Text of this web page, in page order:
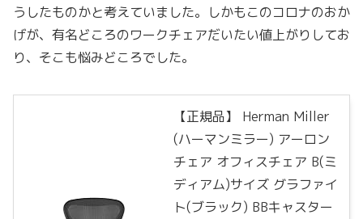
うしたものかと考えていました。しかもこのコロナのおか
げが、有名どころのワークチェアだいたい値上がりしてお
り、そこも悩みどころでした。
【正規品】 Herman Miller
(ハーマンミラー) アーロン
チェア オフィスチェア B(ミ
ディアム)サイズ グラファイ
ト(ブラック) BBキャスター